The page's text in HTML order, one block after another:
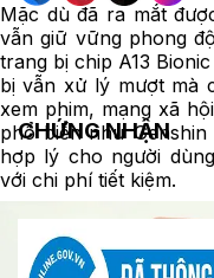
Mặc dù đã ra mắt
vẫn giữ vững phong
trang bị chip A13
bị vẫn xử lý mượt mà
xem phim, mạng xã
phổ biến như
hợp lý cho người
với chi phí tiết kiệm.
CHỨNG NHẬN